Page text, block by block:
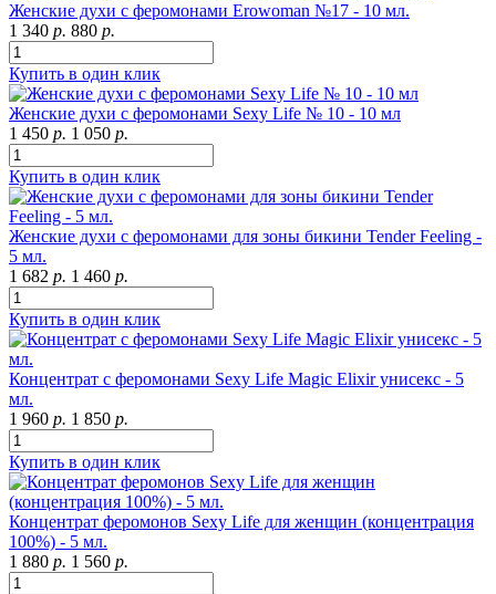
Женские духи с феромонами Erowoman №17 - 10 мл.
1 340 р. 880 р.
Купить в один клик
Женские духи с феромонами Sexy Life № 10 - 10 мл
1 450 р. 1 050 р.
Купить в один клик
Женские духи с феромонами для зоны бикини Tender Feeling -
5 мл.
1 682 р. 1 460 р.
Купить в один клик
Концентрат с феромонами Sexy Life Magic Elixir унисекс - 5
мл.
1 960 р. 1 850 р.
Купить в один клик
Концентрат феромонов Sexy Life для женщин (концентрация
100%) - 5 мл.
1 880 р. 1 560 р.